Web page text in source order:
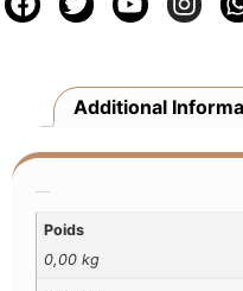
Additional
Poids
0,00 kg